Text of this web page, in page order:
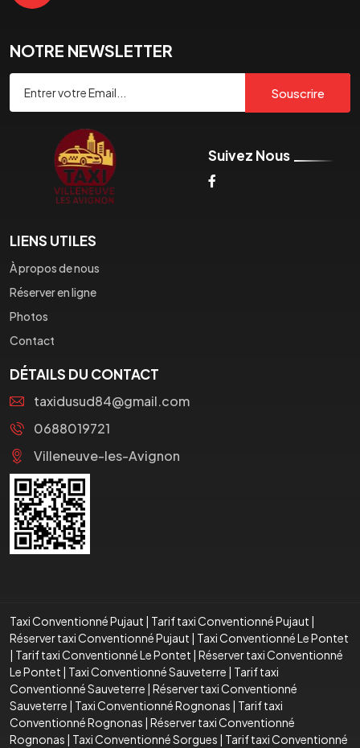
NOTRE NEWSLETTER
Souscrire
Suivez Nous
LIENS UTILES
À propos de nous
Réserver en ligne
Photos
Contact
DÉTAILS DU CONTACT
taxidusud84@gmail.com
0688019721
Villeneuve-les-Avignon
Taxi Conventionné Pujaut | Tarif taxi Conventionné Pujaut |
Réserver taxi Conventionné Pujaut | Taxi Conventionné Le Pontet
| Tarif taxi Conventionné Le Pontet | Réserver taxi Conventionné
Le Pontet | Taxi Conventionné Sauveterre | Tarif taxi
Conventionné Sauveterre | Réserver taxi Conventionné
Sauveterre | Taxi Conventionné Rognonas | Tarif taxi
Conventionné Rognonas | Réserver taxi Conventionné
Rognonas | Taxi Conventionné Sorgues | Tarif taxi Conventionné